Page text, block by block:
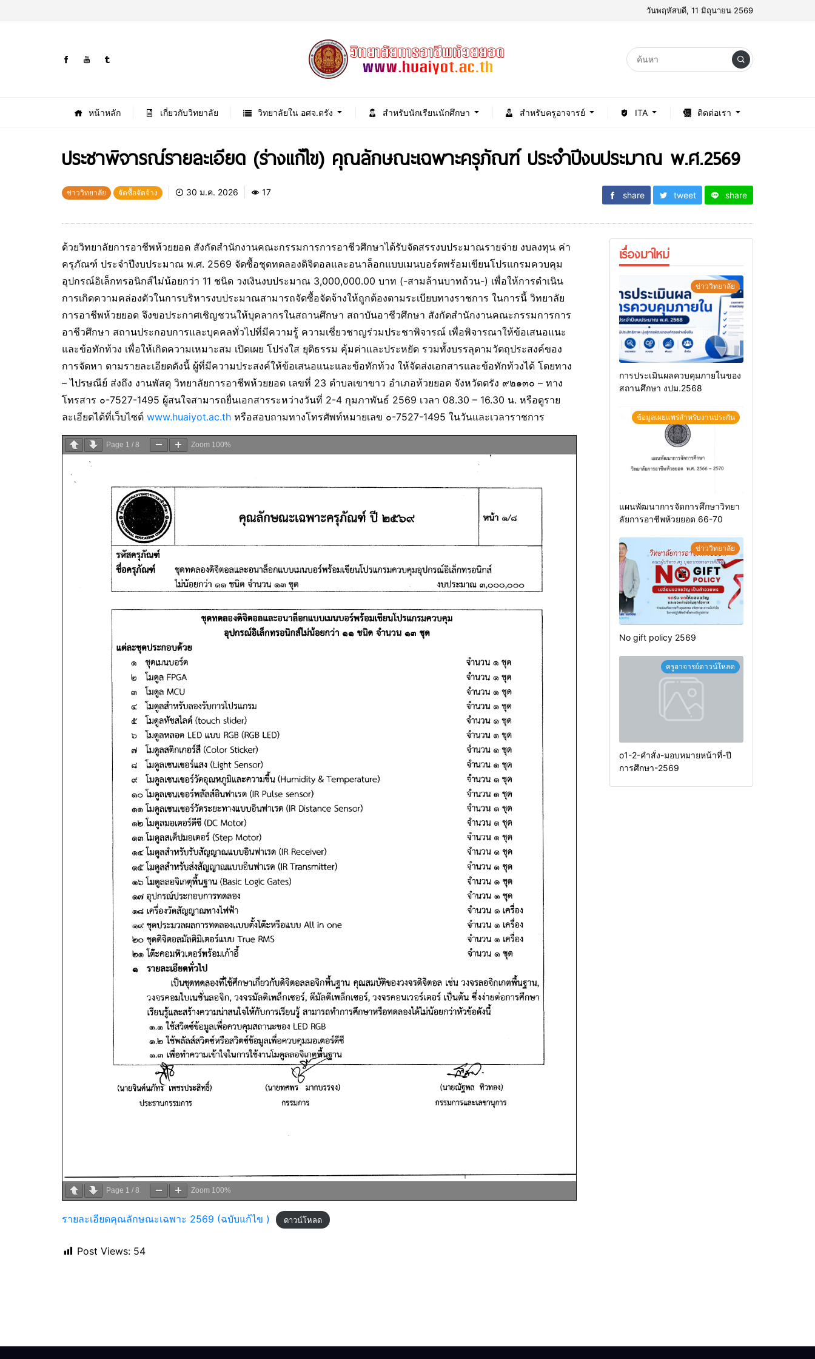
วันพฤหัสบดี, 11 มิถุนายน 2569
หน้าหลัก เกี่ยวกับวิทยาลัย วิทยาลัยใน อศจ.ตรัง สำหรับนักเรียนนักศึกษา สำหรับครูอาจารย์ ITA ติดต่อเรา
ประชาพิจารณ์รายละเอียด (ร่างแก้ไข) คุณลักษณะเฉพาะครุภัณฑ์ ประจำปีงบประมาณ พ.ศ.2569
ข่าววิทยาลัย จัดซื้อจัดจ้าง 30 ม.ค. 2026 17 share tweet share
ด้วยวิทยาลัยการอาชีพห้วยยอด สังกัดสำนักงานคณะกรรมการการอาชีวศึกษาได้รับจัดสรรงบประมาณรายจ่าย งบลงทุน ค่า
ครุภัณฑ์ ประจำปีงบประมาณ พ.ศ. 2569 จัดซื้อชุดทดลองดิจิตอลและอนาล็อกแบบเมนบอร์ดพร้อมเขียนโปรแกรมควบคุม
อุปกรณ์อิเล็กทรอนิกส์ไม่น้อยกว่า 11 ชนิด วงเงินงบประมาณ 3,000,000.00 บาท (-สามล้านบาทถ้วน-) เพื่อให้การดำเนิน
การเกิดความคล่องตัวในการบริหารงบประมาณสามารถจัดซื้อจัดจ้างให้ถูกต้องตามระเบียบทางราชการ ในการนี้ วิทยาลัย
การอาชีพห้วยยอด จึงขอประกาศเชิญชวนให้บุคลากรในสถานศึกษา สถาบันอาชีวศึกษา สังกัดสำนักงานคณะกรรมการการ
อาชีวศึกษา สถานประกอบการและบุคคลทั่วไปที่มีความรู้ ความเชี่ยวชาญร่วมประชาพิจารณ์ เพื่อพิจารณาให้ข้อเสนอแนะ
และข้อทักท้วง เพื่อให้เกิดความเหมาะสม เปิดเผย โปร่งใส ยุติธรรม คุ้มค่าและประหยัด รวมทั้งบรรลุตามวัตถุประสงค์ของ
การจัดหา ตามรายละเอียดดังนี้ ผู้ที่มีความประสงค์ให้ข้อเสนอแนะและข้อทักท้วง ให้จัดส่งเอกสารและข้อทักท้วงได้ โดยทาง
– ไปรษณีย์ ส่งถึง งานพัสดุ วิทยาลัยการอาชีพห้วยยอด เลขที่ 23 ตำบลเขาขาว อำเภอห้วยยอด จังหวัดตรัง ๙๒๑๓๐ – ทาง
โทรสาร ๐-7527-1495 ผู้สนใจสามารถยื่นเอกสารระหว่างวันที่ 2-4 กุมภาพันธ์ 2569 เวลา 08.30 – 16.30 น. หรือดูราย
ละเอียดได้ที่เว็บไซต์ www.huaiyot.ac.th หรือสอบถามทางโทรศัพท์หมายเลข ๐-7527-1495 ในวันและเวลาราชการ
Page 1 / 8 Zoom 100%
Page 1 / 8 Zoom 100%
รายละเอียดคุณลักษณะเฉพาะ 2569 (ฉบับแก้ไข ) ดาวน์โหลด
Post Views: 54
เรื่องมาใหม่
ข่าววิทยาลัย
การประเมินผลควบคุมภายในของ
สถานศึกษา งปม.2568
ข้อมูลเผยแพร่สำหรับงานประกัน
แผนพัฒนาการจัดการศึกษาวิทยา
ลัยการอาชีพห้วยยอด 66-70
ข่าววิทยาลัย
No gift policy 2569
ครูอาจารย์ดาวน์โหลด
o1-2-คำสั่ง-มอบหมายหน้าที่-ปี
การศึกษา-2569